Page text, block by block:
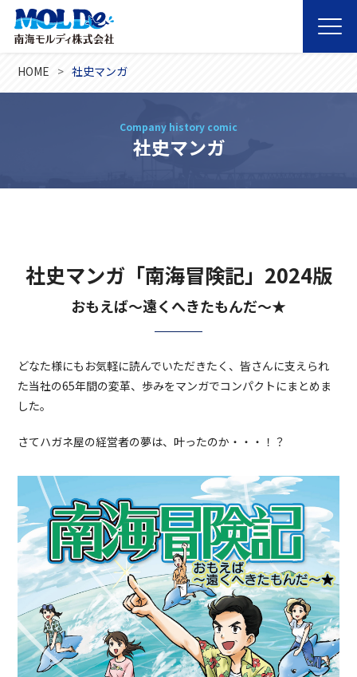
HOME 社史マンガ
Company history comic
社史マンガ
社史マンガ「南海冒険記」2024版
おもえば～遠くへきたもんだ～★
どなた様にもお気軽に読んでいただきたく、皆さんに支えられ
た当社の65年間の変革、歩みをマンガでコンパクトにまとめま
した。
さてハガネ屋の経営者の夢は、叶ったのか・・・！？